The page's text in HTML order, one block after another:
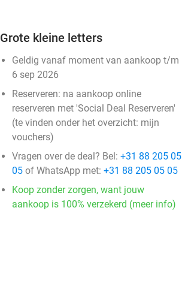
Grote kleine letters
Geldig vanaf moment van aankoop t/m
6 sep 2026
Reserveren: na aankoop online
reserveren met 'Social Deal Reserveren'
(te vinden onder het overzicht: mijn
vouchers)
Vragen over de deal? Bel: +31 88 205 05
05 of WhatsApp met: +31 88 205 05 05
Koop zonder zorgen, want jouw
aankoop is 100% verzekerd (meer info)